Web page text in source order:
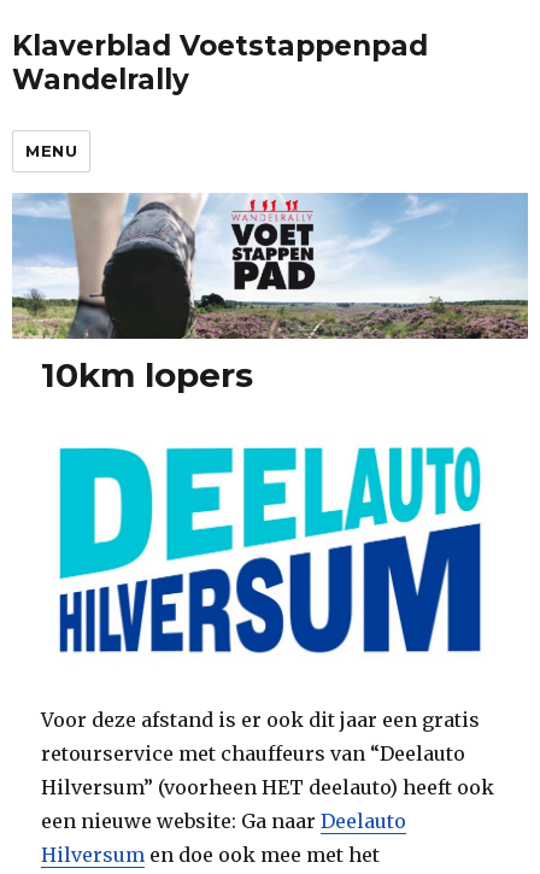
Klaverblad Voetstappenpad
Wandelrally
MENU
10km lopers
Voor deze afstand is er ook dit jaar een gratis
retourservice met chauffeurs van “Deelauto
Hilversum” (voorheen HET deelauto) heeft ook
een nieuwe website: Ga naarDeelauto
Hilversum en doe ook mee met het